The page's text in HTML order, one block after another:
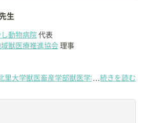
生
動物病院代表
獣医療推進協会理事
里大学獣医畜産学部獣医学科
卒業
研修
…続きを読む